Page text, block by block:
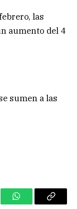
las
aumento del 4
sumen a las
WhatsAppCopy